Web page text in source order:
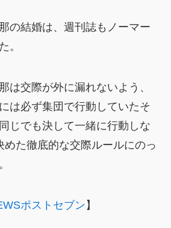
の結婚は、週刊誌もノーマー
。
は交際が外に漏れないよう、
は必ず集団で行動していたそ
じでも決して一緒に行動しな
めた徹底的な交際ルールにのっ
ポストセブン 】